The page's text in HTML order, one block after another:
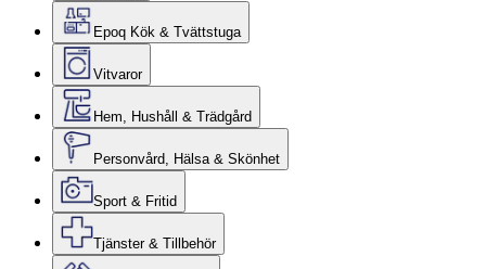
Epoq Kök & Tvättstuga
Vitvaror
Hem, Hushåll & Trädgård
Personvård, Hälsa & Skönhet
Sport & Fritid
Tjänster & Tillbehör